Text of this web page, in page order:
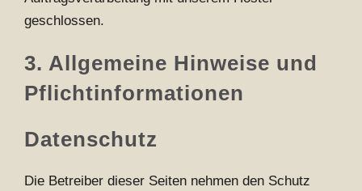
geschlossen.
3. Allgemeine Hinweise und
Pflichtinformationen
Datenschutz
Die Betreiber dieser Seiten nehmen den Schutz